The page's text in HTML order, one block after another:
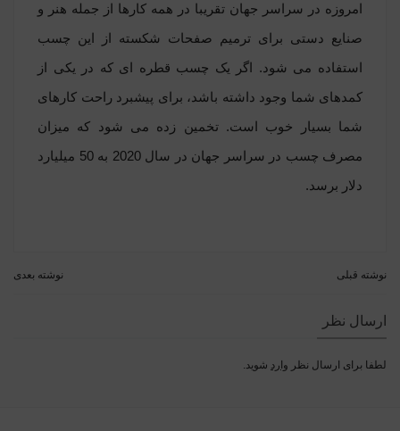
امروزه در سراسر جهان تقریبا در همه کارها از جمله هنر و
صنایع دستی برای ترمیم صفحات شکسته از این چسب
استفاده می شود. اگر یک چسب قطره ای که در یکی از
کمدهای شما وجود داشته باشد، برای پیشبرد راحت کارهای
شما بسیار خوب است. تخمین زده می شود که میزان
مصرف چسب در سراسر جهان در سال 2020 به 50 میلیارد
دلار برسد.
نوشته قبلی نوشته بعدی
ارسال نظر
لطفا برای ارسال نظر وارد شوید.